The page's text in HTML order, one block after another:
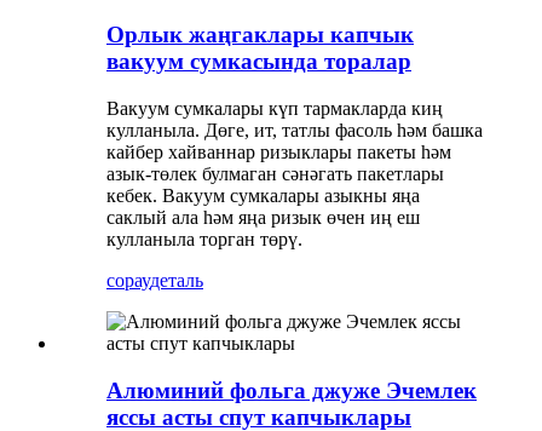
Орлык жаңгаклары капчык
вакуум сумкасында торалар
Вакуум сумкалары күп тармакларда киң
кулланыла. Дөге, ит, татлы фасоль һәм башка
кайбер хайваннар ризыклары пакеты һәм
азык-төлек булмаган сәнәгать пакетлары
кебек. Вакуум сумкалары азыкны яңа
саклый ала һәм яңа ризык өчен иң еш
кулланыла торган төрү.
сораудеталь
Алюминий фольга джуже Эчемлек
яссы асты спут капчыклары